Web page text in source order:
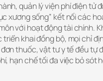
quản lý viện phí điện tử
xương sống” kết nối các
với hoạt động tài chính.
khai đồng bộ, mọi chỉ
thuốc, vật tư y tế đều tự
hạn chế tối đa việc bỏ sót